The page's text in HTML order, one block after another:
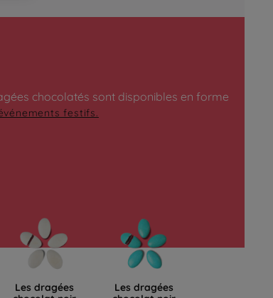
chocolatés sont disponibles en forme
festifs.
Les dragées Les dragées